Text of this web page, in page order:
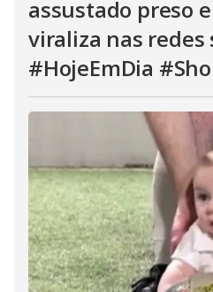
assustado preso
viraliza nas redes
#HojeEmDia